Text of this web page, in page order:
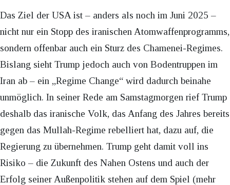
Das Ziel der USA ist – anders als noch im Juni 2025 –
nicht nur ein Stopp des iranischen Atomwaffenprogramms,
sondern offenbar auch ein Sturz des Chamenei-Regimes.
Bislang sieht Trump jedoch auch von Bodentruppen im
Iran ab – ein „Regime Change“ wird dadurch beinahe
unmöglich. In seiner Rede am Samstagmorgen rief Trump
deshalb das iranische Volk, das Anfang des Jahres bereits
gegen das Mullah-Regime rebelliert hat, dazu auf, die
Regierung zu übernehmen. Trump geht damit voll ins
Risiko – die Zukunft des Nahen Ostens und auch der
Erfolg seiner Außenpolitik stehen auf dem Spiel (mehr